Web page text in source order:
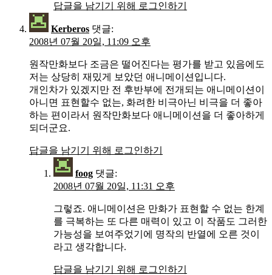
답글을 남기기 위해 로그인하기
Kerberos 댓글:
2008년 07월 20일, 11:09 오후
원작만화보다 조금은 떨어진다는 평가를 받고 있음에도
저는 상당히 재밌게 보았던 애니메이션입니다.
개인차가 있겠지만 전 후반부에 전개되는 애니메이션이
아니면 표현할수 없는, 화려한 비극아닌 비극을 더 좋아
하는 편이라서 원작만화보다 애니메이션을 더 좋아하게
되더군요.
답글을 남기기 위해 로그인하기
foog 댓글:
2008년 07월 20일, 11:31 오후
그렇죠. 애니메이션은 만화가 표현할 수 없는 한계
를 극복하는 또 다른 매력이 있고 이 작품도 그러한
가능성을 보여주었기에 명작의 반열에 오른 것이
라고 생각합니다.
답글을 남기기 위해 로그인하기